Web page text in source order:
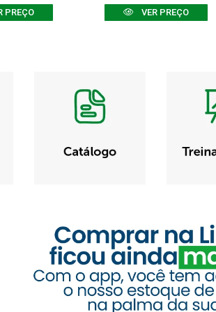
PREÇO VER PREÇO